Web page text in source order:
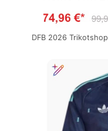
DFB 2026 Trikotshop